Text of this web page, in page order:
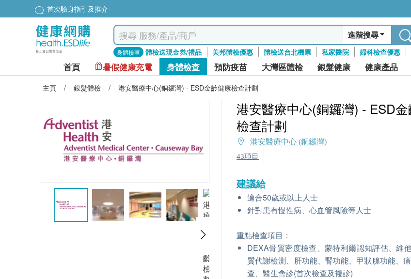
首次驗身指引及推介
進階搜尋
身體檢查 體檢送現金券/禮品 美邦體檢優惠 體檢送台北機票 私家醫院 婦科檢查優惠
首頁 暑假健康充電 身體檢查 預防疫苗 大灣區體檢 銀髮健康 健康產品
主頁 / 銀髮體檢 / 港安醫療中心(銅鑼灣) - ESD金齡健康檢查計劃
港安醫療中心(銅鑼灣) - ESD
檢查計劃
港安醫療中心 (銅鑼灣)
43項目
建議給
適合50歲或以上人士
針對患有慢性病、心血管風險等人士
重點檢查項目：
DEXA骨質密度檢查、蒙特利爾認知評估、維
質代謝檢測、肝功能、腎功能、甲狀腺功能、
查、醫生會診(首次檢查及複診)